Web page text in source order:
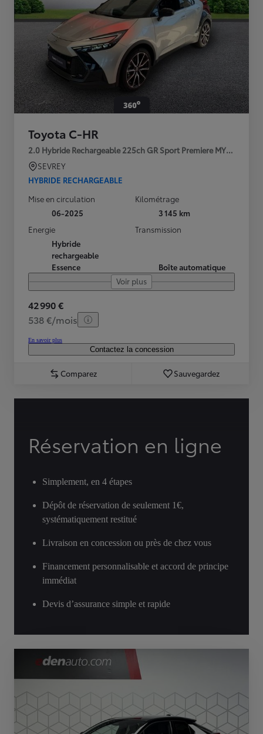
Toyota C-HR
2.0 Hybride Rechargeable 225ch GR Sport Premiere MY25
SEVREY
HYBRIDE RECHARGEABLE
Mise en circulation
06-2025
Kilométrage
3 145 km
Energie
Hybride
rechargeable
Essence
Transmission
Boîte automatique
Voir plus
42 990 €
538 €/mois
En savoir plus
Contactez la concession
Comparez Sauvegardez
Réservation en ligne
Simplement, en 4 étapes
Dépôt de réservation de seulement 1€,
systématiquement restitué
Livraison en concession ou près de chez vous
Financement personnalisable et accord de principe
immédiat
Devis d’assurance simple et rapide